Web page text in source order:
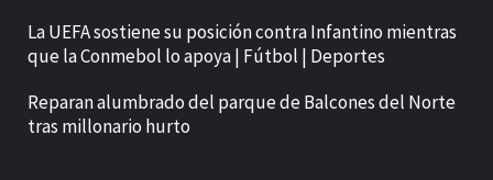
La UEFA sostiene su posición contra Infantino mientras
que la Conmebol lo apoya | Fútbol | Deportes
Reparan alumbrado del parque de Balcones del Norte
tras millonario hurto